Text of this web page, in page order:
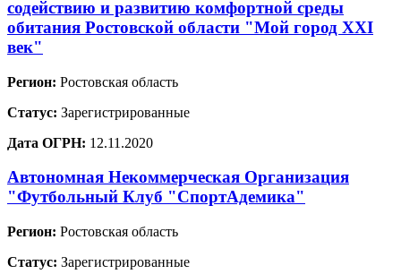
содействию и развитию комфортной среды
обитания Ростовской области "Мой город XXI
век"
Регион: Ростовская область
Статус: Зарегистрированные
Дата ОГРН: 12.11.2020
Автономная Некоммерческая Организация
"Футбольный Клуб "СпортАдемика"
Регион: Ростовская область
Статус: Зарегистрированные